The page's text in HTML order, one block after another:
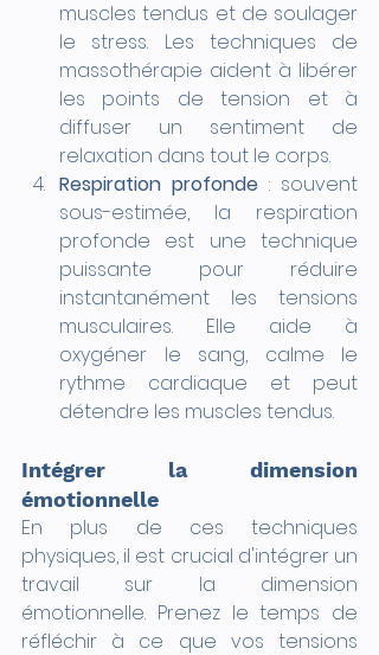
muscles tendus et de soulager
le stress. Les techniques de
massothérapie aident à libérer
les points de tension et à
diffuser un sentiment de
relaxation dans tout le corps.
Respiration profonde : souvent
sous-estimée, la respiration
profonde est une technique
puissante pour réduire
instantanément les tensions
musculaires. Elle aide à
oxygéner le sang, calme le
rythme cardiaque et peut
détendre les muscles tendus.
Intégrer la dimension
émotionnelle
En plus de ces techniques
physiques, il est crucial d'intégrer un
travail sur la dimension
émotionnelle. Prenez le temps de
réfléchir à ce que vos tensions